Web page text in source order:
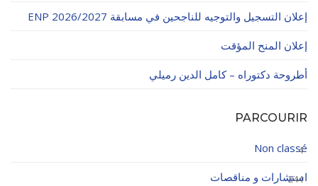
إعلان التسجيل والتوجيه للناجحين في مسابقة ENP 2026/2027
إعلان المنح المؤقت
أطروحة دكتوراه – كامل الدين رميلي
PARCOURIR
Non classé
4
استشارات و مناقصات
244